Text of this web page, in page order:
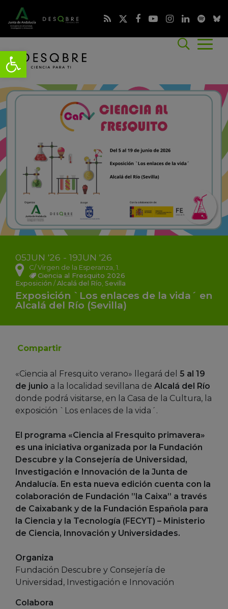
05JUN '26 - 19JUN '26
C/ Virgen de la Esperanza, 1.
Ciencia al Fresquito 2026
Exposición / Alcalá del Río Sevilla
Exposición `Los enlaces de la vida´ en
Alcalá del Río (Sevilla)
Compartir
«Ciencia al Fresquito verano» llegará del 5 al 19
de junio a la localidad sevillana de Alcalá del Río
donde podrá visitarse, en la Casa de la Cultura, la
exposición `Los enlaces de la vida´.
El programa «Ciencia al Fresquito primavera»
es una iniciativa organizada por la Fundación
Descubre y la Consejería de Universidad,
Investigación e Innovación de la Junta de
Andalucía. En esta nueva edición cuenta con la
colaboración de Fundación ”la Caixa” a través
de Caixabank y de la Fundación Española para
la Ciencia y la Tecnología (FECYT) – Ministerio
de Ciencia, Innovación y Universidades.
Organiza
Fundación Descubre y Consejería de
Universidad, Investigación e Innovación
Colabora